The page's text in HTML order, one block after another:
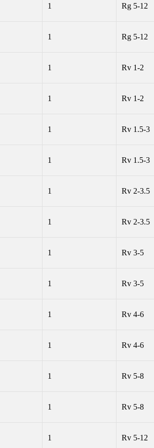
1 Rg 5-12
1 Rg 5-12
1 Rv 1-2
1 Rv 1-2
1 Rv 1.5-3
1 Rv 1.5-3
1 Rv 2-3.5
1 Rv 2-3.5
1 Rv 3-5
1 Rv 3-5
1 Rv 4-6
1 Rv 4-6
1 Rv 5-8
1 Rv 5-8
1 Rv 5-12